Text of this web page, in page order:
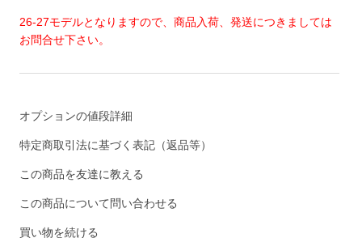
26-27モデルとなりますので、商品入荷、発送につきましては
お問合せ下さい。
オプションの値段詳細
特定商取引法に基づく表記（返品等）
この商品を友達に教える
この商品について問い合わせる
買い物を続ける